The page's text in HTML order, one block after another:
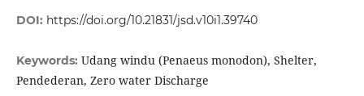
DOI: https://doi.org/10.21831/jsd.v10i1.39740
Keywords: Udang windu (Penaeus monodon), Shelter,
Pendederan, Zero water Discharge